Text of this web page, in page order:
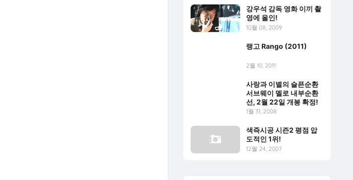
강우석 감독 영화 이끼 촬
영에 올인!
10월 08, 2009
랭고 Rango (2011)
2월 10, 2011
사랑과 이별의 슬픈순환
서브웨이 멜로 내부순환
선, 2월 22일 개봉 확정!
1월 31, 2008
색즉시공 시즌2 평점 압
도적인 1위!
12월 24, 2007